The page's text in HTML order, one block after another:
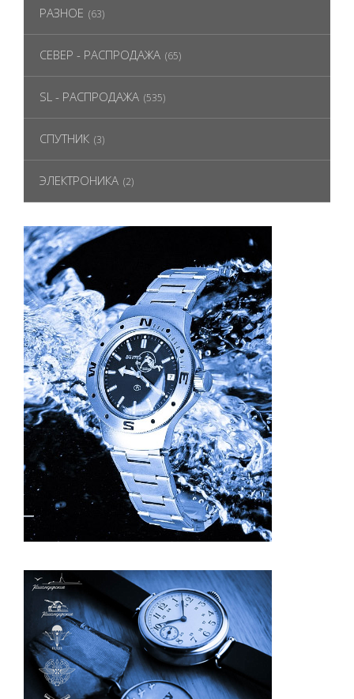
РАЗНОЕ (63)
СЕВЕР - РАСПРОДАЖА (65)
SL - РАСПРОДАЖА (535)
СПУТНИК (3)
ЭЛЕКТРОНИКА (2)